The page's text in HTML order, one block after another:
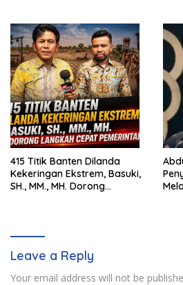
415 Titik Banten Dilanda
Kekeringan Ekstrem, Basuki,
SH., MM., MH. Dorong
Abdul
Leave a Reply
Your email address will not be